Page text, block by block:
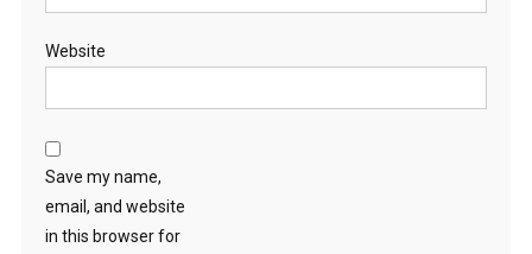
Website
Save my name,
email, and website
in this browser for